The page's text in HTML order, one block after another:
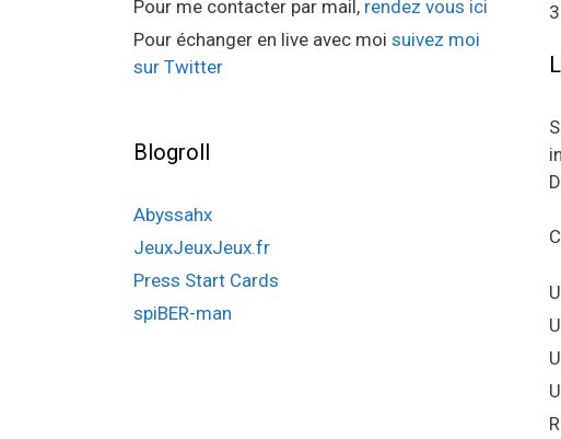
Pour me contacter par mail, rendez vous ici
Pour échanger en live avec moi suivez moi
sur Twitter
Blogroll
Abyssahx
JeuxJeuxJeux.fr
Press Start Cards
spiBER-man